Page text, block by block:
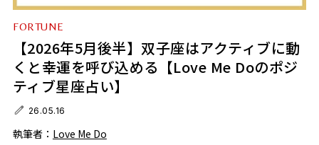
FORTUNE
【2026年5月後半】双子座はアクティブに動
くと幸運を呼び込める【Love Me Doのポジ
ティブ星座占い】
26.05.16
執筆者： Love Me Do